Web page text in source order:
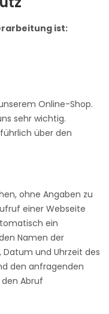
ist:
Online-Shop.
sehr wichtig.
über den
ohne Angaben zu
einer Webseite
ein
Namen der
und Uhrzeit des
den anfragenden
Abruf